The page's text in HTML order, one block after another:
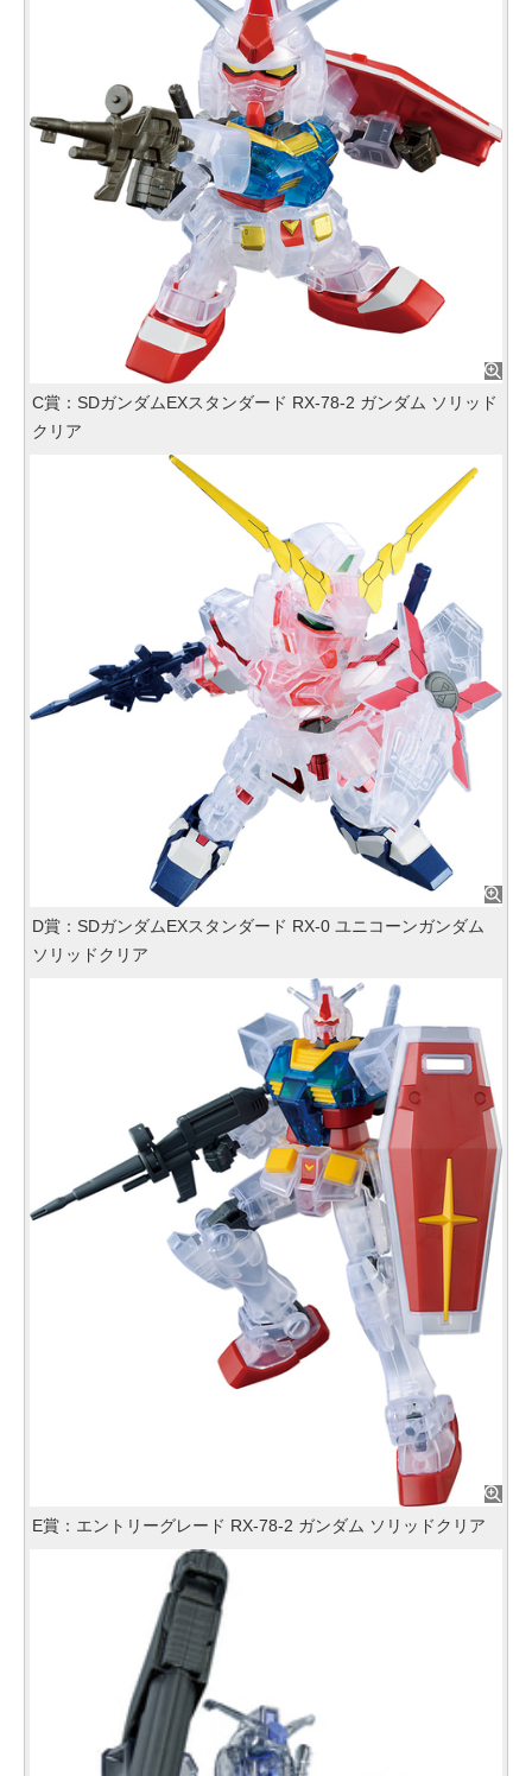
C賞：SDガンダムEXスタンダード RX‐78‐2 ガンダム ソリッド
クリア
D賞：SDガンダムEXスタンダード RX‐0 ユニコーンガンダム
ソリッドクリア
E賞：エントリーグレード RX‐78‐2 ガンダム ソリッドクリア